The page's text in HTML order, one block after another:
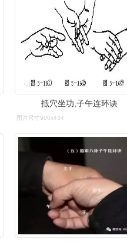
抵穴坐功,子午连环诀
图片尺寸900x434